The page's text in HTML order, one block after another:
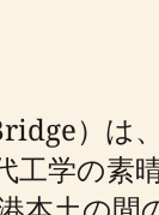
）は
工学の